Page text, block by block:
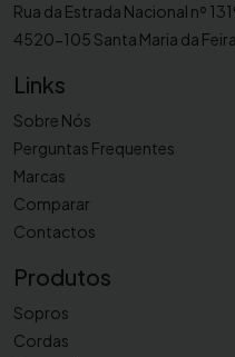
Rua da Estrada Nacional nº
4520-105 Santa Maria da Feira
Links
Sobre Nós
Perguntas Frequentes
Marcas
Comparar
Contactos
Produtos
Sopros
Cordas